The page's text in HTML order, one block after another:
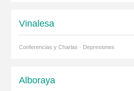
Vinalesa
Conferencias y Charlas · Depresiones
Alboraya